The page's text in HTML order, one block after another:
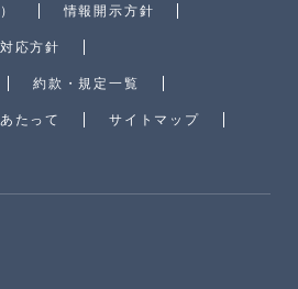
情報開示方針
応方針
約款・規定一覧
たって サイトマップ